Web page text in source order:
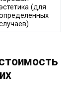
(для